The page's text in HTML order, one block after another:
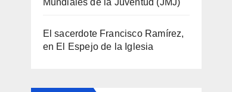
Mundiales de la Juventud (JMJ)
El sacerdote Francisco Ramírez,
en El Espejo de la Iglesia